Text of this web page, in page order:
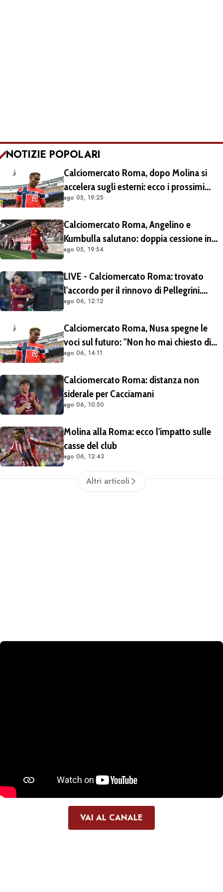
NOTIZIE POPOLARI
Calciomercato Roma, dopo Molina si
accelera sugli esterni: ecco i prossimi
obiettivi
ago 05, 19:25
Calciomercato Roma, Angelino e
Kumbulla salutano: doppia cessione in
Spagna
ago 05, 19:54
LIVE - Calciomercato Roma: trovato
l'accordo per il rinnovo di Pellegrini.
Prolungamento di un solo anno
ago 06, 12:12
Calciomercato Roma, Nusa spegne le
voci sul futuro: "Non ho mai chiesto di
lasciare il Lipsia. I media possono scrivere
ago 06, 14:11
Calciomercato Roma: distanza non
siderale per Cacciamani
ago 06, 10:50
Molina alla Roma: ecco l'impatto sulle
casse del club
ago 06, 12:43
Altri articoli
VAI AL CANALE